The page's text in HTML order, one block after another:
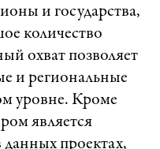
и государства,
количество
охват позволяет
и региональные
уровне. Кроме
является
данных проектах,